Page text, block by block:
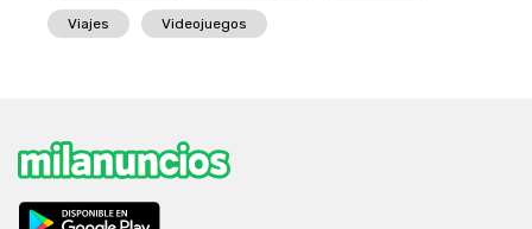
Viajes Videojuegos